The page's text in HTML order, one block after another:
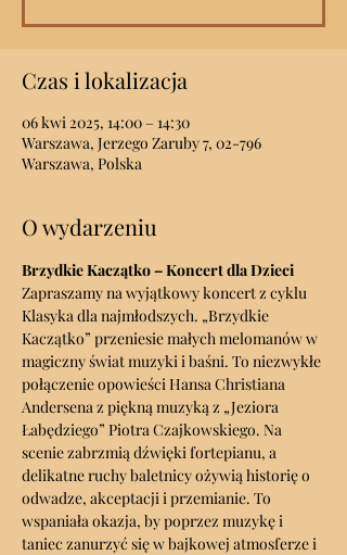
Czas i lokalizacja
06 kwi 2025, 14:00 – 14:30
Warszawa, Jerzego Zaruby 7, 02-796
Warszawa, Polska
O wydarzeniu
Brzydkie Kaczątko – Koncert dla Dzieci
Zapraszamy na wyjątkowy koncert z cyklu
Klasyka dla najmłodszych. „Brzydkie
Kaczątko” przeniesie małych melomanów w
magiczny świat muzyki i baśni. To niezwykłe
połączenie opowieści Hansa Christiana
Andersena z piękną muzyką z „Jeziora
Łabędziego” Piotra Czajkowskiego. Na
scenie zabrzmią dźwięki fortepianu, a
delikatne ruchy baletnicy ożywią historię o
odwadze, akceptacji i przemianie. To
wspaniała okazja, by poprzez muzykę i
taniec zanurzyć się w bajkowej atmosferze i